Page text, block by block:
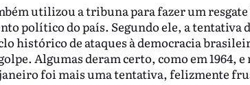
utilizou a tribuna para fazer um
político do país. Segundo ele, a tentativa
histórico de ataques à democracia
Algumas deram certo, como em 1964, e
foi mais uma tentativa, felizmente